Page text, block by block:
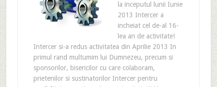
la inceputul lunii Iunie
2013 Intercer a
incheiat cel de-al 16-
lea an de activitate!
Intercer si-a redus activitatea din Aprilie 2013 In
primul rand multumim lui Dumnezeu, precum si
sponsorilor, bisericilor cu care colaboram,
prietenilor si sustinatorilor Intercer pentru